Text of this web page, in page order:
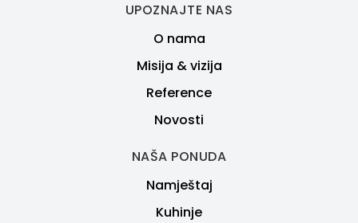
UPOZNAJTE NAS
O nama
Misija & vizija
Reference
Novosti
NAŠA PONUDA
Namještaj
Kuhinje